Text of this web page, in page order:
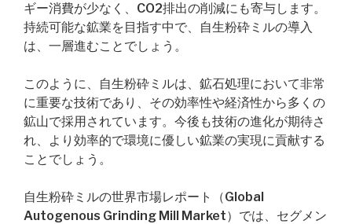
ギー消費が少なく、CO2排出の削減にも寄与します。
持続可能な鉱業を目指す中で、自生粉砕ミルの導入
は、一層進むことでしょう。
このように、自生粉砕ミルは、鉱石処理において非常
に重要な技術であり、その効率性や経済性から多くの
鉱山で採用されています。今後も技術の進化が期待さ
れ、より効率的で環境に優しい鉱業の実現に貢献する
ことでしょう。
自生粉砕ミルの世界市場レポート（Global
Autogenous Grinding Mill Market）では、セグメン